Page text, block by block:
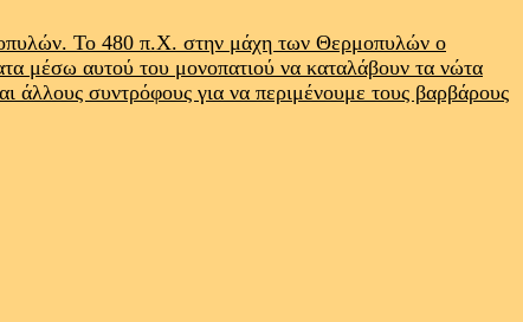
Το 480 π.Χ. στην μάχη των Θερμοπυλών ο
μέσω αυτού του μονοπατιού να καταλάβουν τα νώτα
άλλους συντρόφους για να περιμένουμε τους βαρβάρους